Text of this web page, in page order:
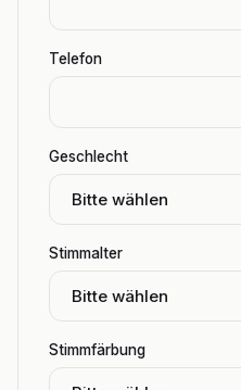
Telefon
Geschlecht
Stimmalter
Stimmfärbung